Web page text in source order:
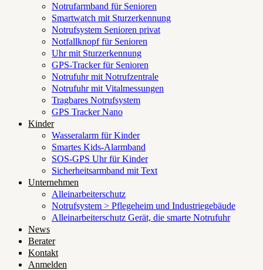
Notrufarmband für Senioren
Smartwatch mit Sturzerkennung
Notrufsystem Senioren privat
Notfallknopf für Senioren
Uhr mit Sturzerkennung
GPS-Tracker für Senioren
Notrufuhr mit Notrufzentrale
Notrufuhr mit Vitalmessungen
Tragbares Notrufsystem
GPS Tracker Nano
Kinder
Wasseralarm für Kinder
Smartes Kids-Alarmband
SOS-GPS Uhr für Kinder
Sicherheitsarmband mit Text
Unternehmen
Alleinarbeiterschutz
Notrufsystem > Pflegeheim und Industriegebäude
Alleinarbeiterschutz Gerät, die smarte Notrufuhr
News
Berater
Kontakt
Anmelden